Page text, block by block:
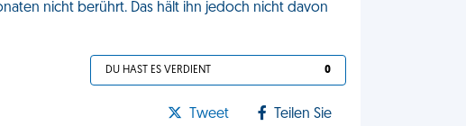
nicht berührt. Das hält ihn jedoch nicht davon
DU HAST ES VERDIENT 0
Tweet Teilen Sie